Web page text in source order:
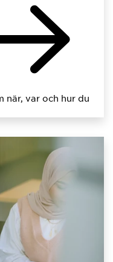
när, var och hur du